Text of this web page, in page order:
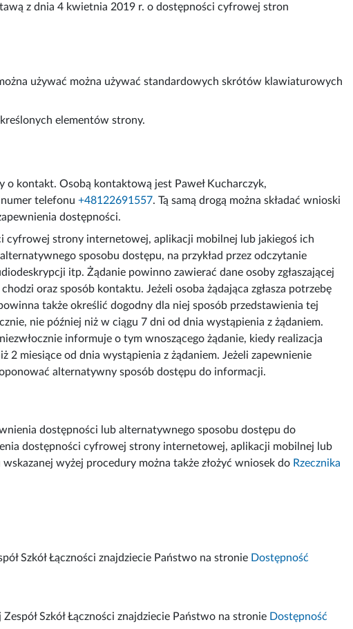
z dnia 4 kwietnia 2019 r. o dostępności cyfrowej stron
używać można używać standardowych skrótów klawiaturowych
elementów strony.
o kontakt. Osobą kontaktową jest Paweł Kucharczyk,
telefonu +48122691557. Tą samą drogą można składać wnioski
dostępności.
cyfrowej strony internetowej, aplikacji mobilnej lub jakiegoś ich
sposobu dostępu, na przykład przez odczytanie
itp. Żądanie powinno zawierać dane osoby zgłaszającej
oraz sposób kontaktu. Jeżeli osoba żądająca zgłasza potrzebę
także określić dogodny dla niej sposób przedstawienia tej
nie później niż w ciągu 7 dni od dnia wystąpienia z żądaniem.
informuje o tym wnoszącego żądanie, kiedy realizacja
2 miesiące od dnia wystąpienia z żądaniem. Jeżeli zapewnienie
alternatywny sposób dostępu do informacji.
dostępności lub alternatywnego sposobu dostępu do
dostępności cyfrowej strony internetowej, aplikacji mobilnej lub
wyżej procedury można także złożyć wniosek do Rzecznika
Szkół Łączności znajdziecie Państwo na stronie Dostępność
Szkół Łączności znajdziecie Państwo na stronie Dostępność